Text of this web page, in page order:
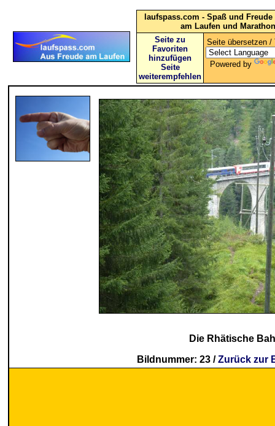
laufspass.com - Spaß und
am Laufen und Marathon
Seite zu
Favoriten
hinzufügen
Seite
weiterempfehlen
Seite übersetzen /
Powered by
Die Rhätische
Bildnummer: 23 /Zurück zur